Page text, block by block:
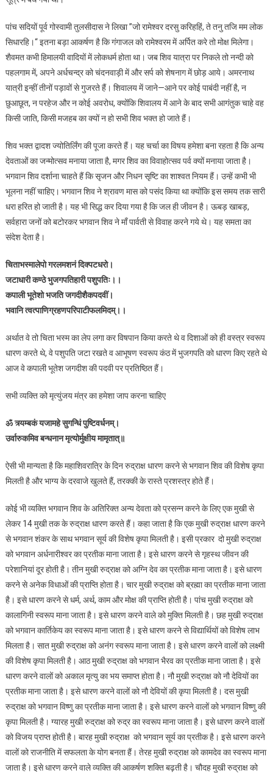
पांच सदियों पूर्व गोस्वामी तुलसीदास ने लिखा ”जो रामेश्वर दरसु करिहहिं, ते तनु तजि मम लोक
सिधारहि।“ इतना बड़ा आकर्षण है कि गंगाजल को रामेश्वरम में अर्पित करे तो मोक्ष मिलेगा।
शैवमत कभी हिमालयी वादियों में लोकधर्म होता था। जब शिव यात्रा पर निकले तो नन्दी को
पहलगाम में, अपने अर्धचन्द्र को चंदनवाड़ी में और सर्प को शेषनाग में छोड़ आये। अमरनाथ
यात्री इन्हीं तीनों पड़ावों से गुजरते हैं। शिवालय में जाने—आने पर कोई पाबंदी नहीं है, न
छुआछूत, न परहेज और न कोई अवरोध, क्योंकि शिवालय में आने के बाद सभी आगंतुक चाहे वह
किसी जाति, किसी मजहब का क्यों न हो सभी शिव भक्त हो जाते हैं।
शिव भक्त द्वादश ज्योतिर्लिंग की पूजा करते हैं। यह चर्चा का विषय हमेशा बना रहता है कि अन्य
देवताओं का जन्मोत्सव मनाया जाता है, मगर शिव का विवाहोत्सव पर्व क्यों मनाया जाता है।
भगवान शिव दर्शाना चाहते हैं कि सृजन और निधन सृष्टि का शाश्वत नियम हैं। उन्हें कभी भी
भूलना नहीं चाहिए। भगवान शिव ने श्रावण मास को पसंद किया था क्योंकि इस समय तक सारी
धरा हरित हो जाती है। यह भी सिद्ध कर दिया गया है कि जल ही जीवन है। ऊबड़ खाबड़,
सर्वहारा जनों को बटोरकर भगवान शिव ने माँ पार्वती से विवाह करने गये थे। यह समता का
संदेश देता है।
चिताभस्मालेपो गरलमशनं दिक्पटधरो।
जटाधारी कण्ठे भुजगपतिहारी पशुपतिः।।
कपाली भूतेशो भजति जगदीशैकपदवीं।
भवानि त्वत्पाणिग्रहणपरिपाटीफलमिदम्।।
अर्थात वे तो चिता भस्म का लेप लगा कर विषपान किया करते थे व दिशाओं को ही वस्त्र स्वरूप
धारण करते थे, वे पशुपति जटा रखते व आभूषण स्वरूप कंठ में भुजगपति को धारण किए रहते थे
आज वे कपाली भूतेश जगदीश की पदवी पर प्रतिष्ठित हैं।
सभी व्यक्ति को मृत्युंजय मंत्र का हमेशा जाप करना चाहिए
ॐ त्र्यम्बकं यजामहे सुगन्धिं पुष्टिवर्धनम्।
उर्वारुकमिव बन्धनान मृत्योर्मुक्षीय मामृतात्॥
ऐसी भी मान्यता है कि महाशिवरात्रि के दिन रुद्राक्ष धारण करने से भगवान शिव की विशेष कृपा
मिलती है और भाग्य के दरवाजे खुलते हैं, तरक्की के रास्ते प्रशस्त्र होते हैं।
कोई भी व्यक्ति भगवान शिव के अतिरिक्त अन्य देवता को प्रसन्न करने के लिए एक मुखी से
लेकर 14 मुखी तक के रुद्राक्ष धारण करते हैं। कहा जाता है कि एक मुखी रुद्राक्ष धारण करने
से भगवान शंकर के साथ भगवान सूर्य की विशेष कृपा मिलती है। इसी प्रकार दो मुखी रुद्राक्ष
को भगवान अर्धनारीश्वर का प्रतीक माना जाता है। इसे धारण करने से गृहस्थ जीवन की
परेशानियां दूर होती है। तीन मुखी रुद्राक्ष को अग्नि देव का प्रतीक माना जाता है। इसे धारण
करने से अनेक विधाओं की प्राप्ति होता है। चार मुखी रुद्राक्ष को ब्रह्मा का प्रतीक माना जाता
है। इसे धारण करने से धर्म, अर्थ, काम और मोक्ष की प्राप्ति होती है। पांच मुखी रुद्राक्ष को
कालागिनी स्वरूप माना जाता है। इसे धारण करने वाले को मुक्ति मिलती है। छह मुखी रुद्राक्ष
को भगवान कार्तिकेय का स्वरूप माना जाता है। इसे धारण करने से विद्यार्थियों को विशेष लाभ
मिलता है। सात मुखी रुद्राक्ष को अनंग स्वरूप माना जाता है। इसे धारण करने वालों को लक्ष्मी
की विशेष कृपा मिलती है। आठ मुखी रुद्राक्ष को भगवान भैरव का प्रतीक माना जाता है। इसे
धारण करने वालों को अकाल मृत्यु का भय समाप्त होता है। नौ मुखी रुद्राक्ष को नौ देवियों का
प्रतीक माना जाता है। इसे धारण करने वालों को नौ देवियों की कृपा मिलती है। दस मुखी
रुद्राक्ष को भगवान विष्णु का प्रतीक माना जाता है। इसे धारण करने वालों को भगवान विष्णु की
कृपा मिलती है। ग्यारह मुखी रुद्राक्ष को रुद्र का स्वरूप माना जाता है। इसे धारण करने वालों
को विजय प्राप्त होती है। बारह मुखी रुद्राक्ष को भगवान सूर्य का प्रतीक है। इसे धारण करने
वालों को राजनीति में सफलता के योग बनता हैं। तेरह मुखी रुद्राक्ष को कामदेव का स्वरूप माना
जाता है। इसे धारण करने वाले व्यक्ति की आकर्षण शक्ति बढ़ती है। चौदह मुखी रुद्राक्ष को